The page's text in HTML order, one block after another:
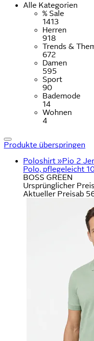
Alle Kategorien
% Sale
1413
Herren
918
Trends &
672
Damen
595
Sport
90
Bademode
14
Wohnen
4
Produkte überspringen
Poloshirt »Pio 2
Polo, pflegeleicht
BOSS GREEN
Ursprünglicher Preis
Aktueller Preisab